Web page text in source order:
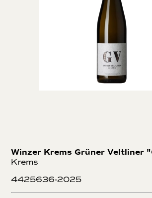
Winzer Krems Grüner Veltliner
Krems
4425636-2025